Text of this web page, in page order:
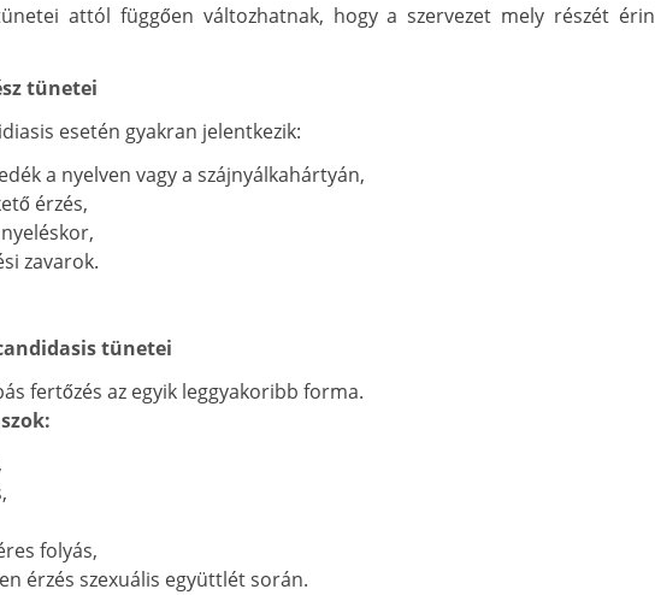
attól függően változhatnak, hogy a szervezet mely részét
tünetei
esetén gyakran jelentkezik:
a nyelven vagy a szájnyálkahártyán,
érzés,
zavarok.
tünetei
fertőzés az egyik leggyakoribb forma.
folyás,
érzés szexuális együttlét során.